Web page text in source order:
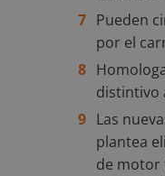
Pueden
por el
distintivo
Las
plantea
de motor